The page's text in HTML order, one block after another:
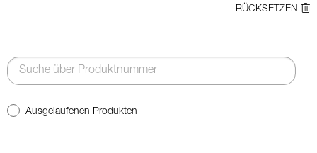
RÜCKSETZEN
Ausgelaufenen Produkten